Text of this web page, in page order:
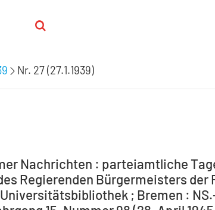
Nr. 27 (27.1.1939)
Nachrichten : parteiamtliche
Regierenden Bürgermeisters
; Bremen :